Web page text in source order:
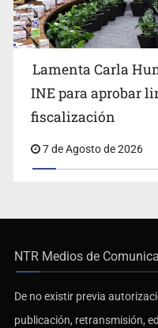
Lamenta Carla
INE para aprobar
fiscalización
7 de Agosto de 2026
NTR Medios de
De no existir previa
publicación, retransmisión,